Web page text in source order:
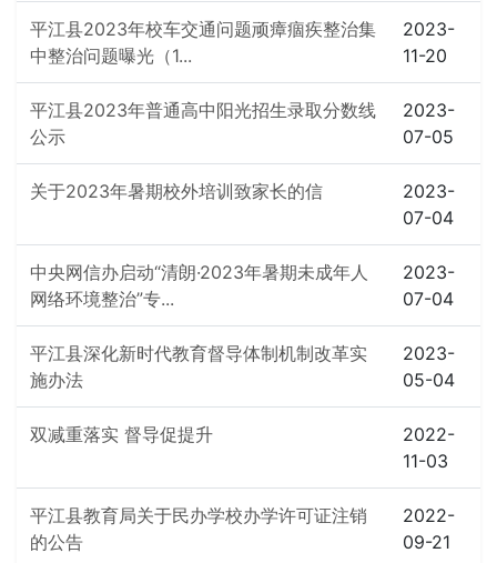
平江县2023年校车交通问题顽瘴痼疾整治集
中整治问题曝光（1...
2023-
11-20
平江县2023年普通高中阳光招生录取分数线
公示
2023-
07-05
关于2023年暑期校外培训致家长的信
2023-
07-04
中央网信办启动“清朗·2023年暑期未成年人
网络环境整治”专...
2023-
07-04
平江县深化新时代教育督导体制机制改革实
施办法
2023-
05-04
双减重落实 督导促提升
2022-
11-03
平江县教育局关于民办学校办学许可证注销
的公告
2022-
09-21